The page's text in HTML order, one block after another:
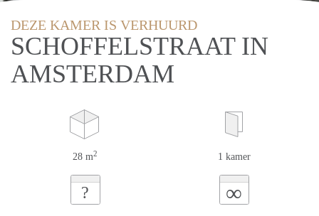
DEZE KAMER IS VERHUURD
SCHOFFELSTRAAT IN
AMSTERDAM
28 m2 1 kamer
? ∞